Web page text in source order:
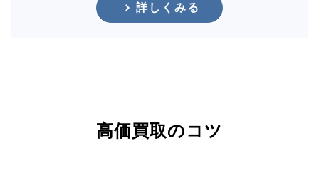
詳しくみる
高価買取のコツ